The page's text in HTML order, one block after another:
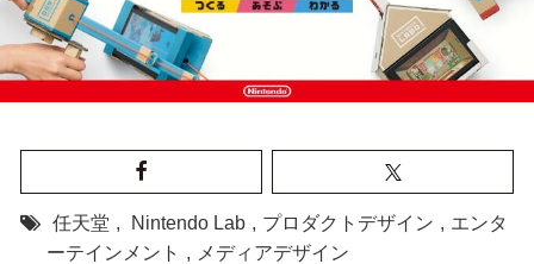
任天堂 , Nintendo Lab , プロダクトデザイン , エンタ
ーテインメント , メディアデザイン